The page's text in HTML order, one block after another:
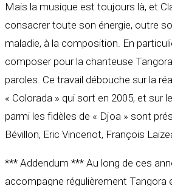
Mais la musique est toujours là, et
consacrer toute son énergie, outre
maladie, à la composition. En
composer pour la chanteuse
paroles. Ce travail débouche sur la
« Colorada » qui sort en 2005, et sur
parmi les fidèles de « Djoa » sont
Bévillon, Eric Vincenot, François
*** Addendum *** Au long de ces
accompagne régulièrement Tangora